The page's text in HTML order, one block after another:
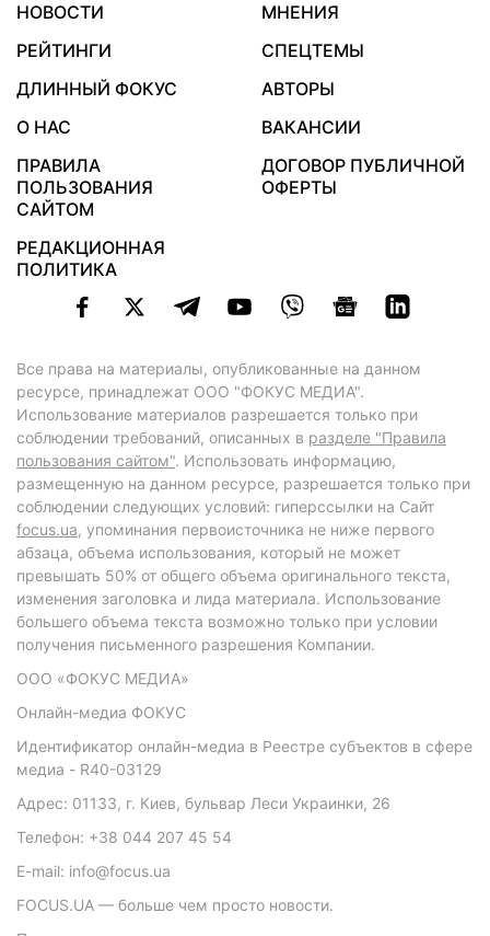
НОВОСТИ
МНЕНИЯ
РЕЙТИНГИ
СПЕЦТЕМЫ
ДЛИННЫЙ ФОКУС
АВТОРЫ
О НАС
ВАКАНСИИ
ПРАВИЛА
ПОЛЬЗОВАНИЯ
САЙТОМ
ДОГОВОР ПУБЛИЧНОЙ
ОФЕРТЫ
РЕДАКЦИОННАЯ
ПОЛИТИКА
Все права на материалы, опубликованные на данном
ресурсе, принадлежат ООО "ФОКУС МЕДИА".
Использование материалов разрешается только при
соблюдении требований, описанных в разделе "Правила
пользования сайтом". Использовать информацию,
размещенную на данном ресурсе, разрешается только при
соблюдении следующих условий: гиперссылки на Сайт
focus.ua, упоминания первоисточника не ниже первого
абзаца, объема использования, который не может
превышать 50% от общего объема оригинального текста,
изменения заголовка и лида материала. Использование
большего объема текста возможно только при условии
получения письменного разрешения Компании.
ООО «ФОКУС МЕДИА»
Онлайн-медиа ФОКУС
Идентификатор онлайн-медиа в Реестре субъектов в сфере
медиа - R40-03129
Адрес: 01133, г. Киев, бульвар Леси Украинки, 26
Телефон: +38 044 207 45 54
E-mail: info@focus.ua
FOCUS.UA — больше чем просто новости.